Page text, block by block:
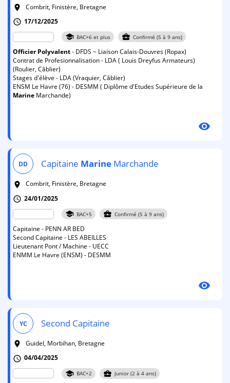
room
Combrit, Finistère, Bretagne
schedule 17/12/2025
school BAC+6 et plus business_center Confirmé (5 à 9 ans)
Officier Polyvalent- DFDS ~ Liaison Calais-Douvres (Ropax)
Contrat de Profesionnalisation - LDA ( Louis Dreyfus Armateurs)
(Roulier, Câblier)
Stages d'élève - LDA (Vraquier, Câblier)
ENSM Le Havre (76) - DESMM ( Diplôme d'Etudes Supérieure de la
Marine Marchande)
visibility
DD Capitaine Marine Marchande
room
Combrit, Finistère, Bretagne
schedule 24/01/2025
school BAC+5 business_center Confirmé (5 à 9 ans)
Capitaine - PENN AR BED
Second Capitaine - LES ABEILLES
Lieutenant Pont / Machine - UECC
ENMM Le Havre (ENSM) - DESMM
visibility
YC Second Capitaine
room
Guidel, Morbihan, Bretagne
schedule 04/04/2025
school BAC+2 business_center Junior (2 à 4 ans)